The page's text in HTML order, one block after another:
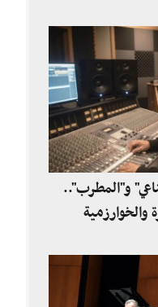
و"المطرب"..
والخوارزمية